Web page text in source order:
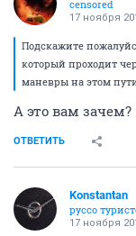
censored
17 ноября
Подскажите
который проходит
маневры на этом
А это вам зачем?
ОТВЕТИТЬ
Konstantan
руссо
17 ноября